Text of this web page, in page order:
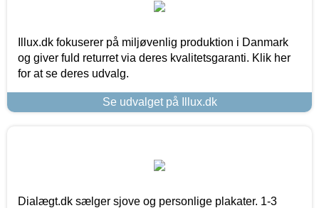
Illux.dk fokuserer på miljøvenlig produktion i Danmark
og giver fuld returret via deres kvalitetsgaranti. Klik her
for at se deres udvalg.
Se udvalget på Illux.dk
Dialægt.dk sælger sjove og personlige plakater. 1-3